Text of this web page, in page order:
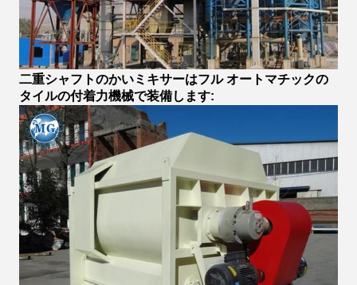
二重シャフトのかいミキサーはフル オートマチックの
タイルの付着力機械で装備します: